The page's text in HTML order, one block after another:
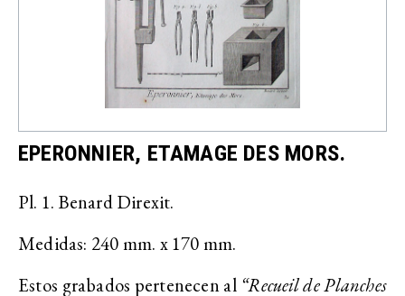
EPERONNIER, ETAMAGE DES MORS.
Pl. 1. Benard Direxit.
Medidas: 240 mm. x 170 mm.
Estos grabados pertenecen al “Recueil de Planches